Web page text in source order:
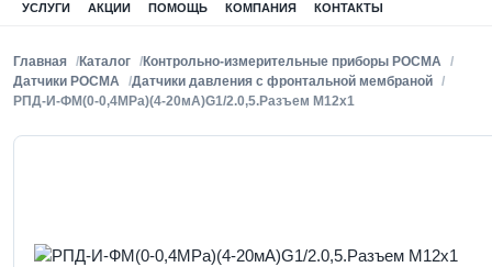
УСЛУГИ АКЦИИ ПОМОЩЬ КОМПАНИЯ КОНТАКТЫ
Главная Каталог
Контрольно-измерительные приборы РОСМА
Датчики РОСМА
Датчики давления с фронтальной мембраной
РПД-И-ФМ(0-0,4MPa)(4-20мА)G1/2.0,5.Разъем М12х1